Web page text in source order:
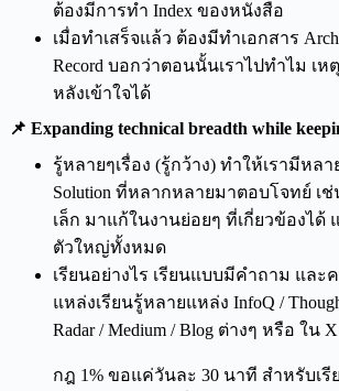
ต้องมีการทำ Index ของหนังสือ
เมื่อทำเสร็จแล้ว ต้องมีทำเอกสาร
Record บอกว่าตอนนั้นเราไปทำไม เ
หลังเข้าใจได้
📌 Expanding technical breadth while
รู้หลายๆเรื่อง (รู้กว้าง) ทำให้เรามีหล
Solution ที่หลากหลายมาตอบโจทย์ เช่
เล็ก มาแก้ในงานย่อยๆ ที่เกี่ยวข้องได้
ตัวใหญ่ทั้งหมด
เรียนอย่างไร เรียนแบบมีคำถาม และ
แหล่งเรียนรู้หลายแหล่ง InfoQ /
Radar / Medium / Blog ต่างๆ หรือ ใน
กฎ 1% ขอแค่วันละ 30 นาที สำหรับเรี